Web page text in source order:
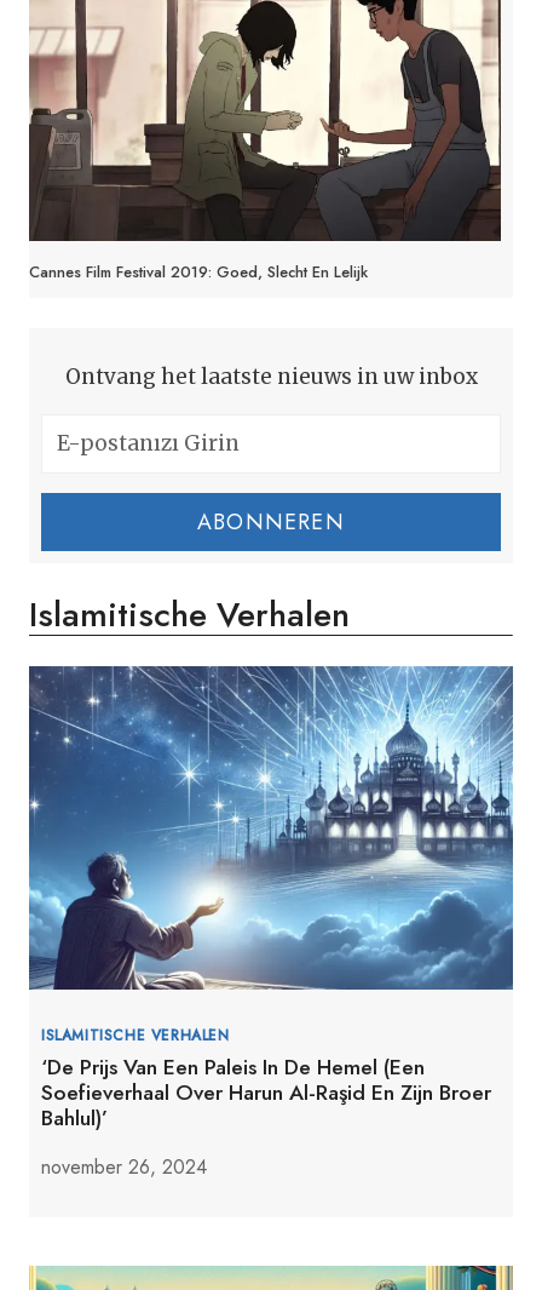
Cannes Film Festival 2019: Goed, Slecht En Lelijk
Ontvang het laatste nieuws in uw inbox
ABONNEREN
Islamitische Verhalen
ISLAMITISCHE VERHALEN
‘De Prijs Van Een Paleis In De Hemel (Een
Soefieverhaal Over Harun Al-Raşid En Zijn Broer
Bahlul)’
november 26, 2024